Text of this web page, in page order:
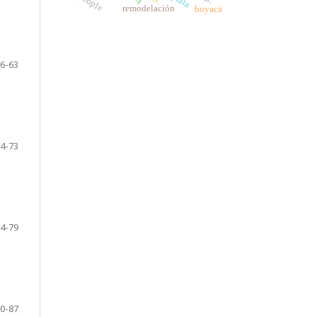
63
73
79
87
remodelación boyacá